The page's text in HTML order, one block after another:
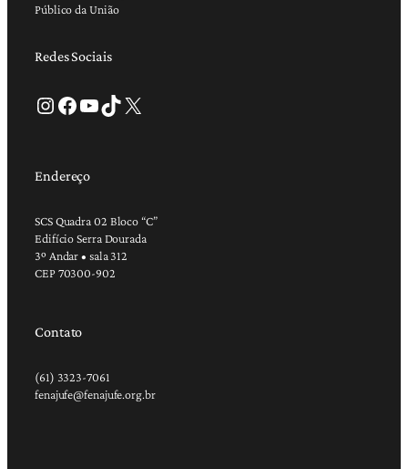
Público da União
Redes Sociais
Instagram Facebook Youtube TikTok X
Endereço
SCS Quadra 02 Bloco “C”
Edifício Serra Dourada
3º Andar • sala 312
CEP 70300-902
Contato
(61) 3323-7061
fenajufe@fenajufe.org.br